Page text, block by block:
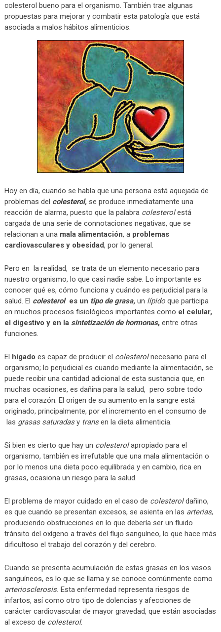
colesterol bueno para el organismo. También trae algunas
propuestas para mejorar y combatir esta patología que está
asociada a malos hábitos alimenticios.
Hoy en día, cuando se habla que una persona está aquejada de
problemas del colesterol,se produce inmediatamente una
reacción de alarma, puesto que la palabra colesterolestá
cargada de una serie de connotaciones negativas, que se
relacionan a una mala alimentación, a problemas
cardiovasculares y obesidad, por lo general.
Pero en la realidad, se trata de un elemento necesario para
nuestro organismo, lo que casi nadie sabe. Lo importante es
conocer qué es, cómo funciona y cuándo es perjudicial para la
salud. El colesteroles un tipo de grasa, un lípidoque participa
en muchos procesos fisiológicos importantes como el celular,
el digestivo y en la sintetización de hormonas, entre otras
funciones.
El hígado es capaz de producir el colesterolnecesario para el
organismo; lo perjudicial es cuando mediante la alimentación, se
puede recibir una cantidad adicional de esta sustancia que, en
muchas ocasiones, es dañina para la salud, pero sobre todo
para el corazón. El origen de su aumento en la sangre está
originado, principalmente, por el incremento en el consumo de
las grasas saturadasy transen la dieta alimenticia.
Si bien es cierto que hay un colesterolapropiado para el
organismo, también es irrefutable que una mala alimentación o
por lo menos una dieta poco equilibrada y en cambio, rica en
grasas, ocasiona un riesgo para la salud.
El problema de mayor cuidado en el caso de colesteroldañino,
es que cuando se presentan excesos, se asienta en las arterias,
produciendo obstrucciones en lo que debería ser un fluido
tránsito del oxígeno a través del flujo sanguíneo, lo que hace más
dificultoso el trabajo del corazón y del cerebro.
Cuando se presenta acumulación de estas grasas en los vasos
sanguíneos, es lo que se llama y se conoce comúnmente como
arteriosclerosis. Esta enfermedad representa riesgos de
infartos, así como otro tipo de dolencias y afecciones de
carácter cardiovascular de mayor gravedad, que están asociadas
al exceso de colesterol.